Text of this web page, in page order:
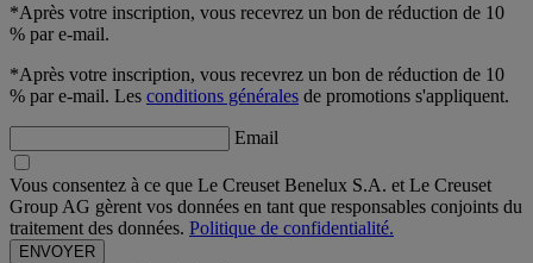
*Après votre inscription, vous recevrez un bon de réduction de 10
% par e-mail.
*Après votre inscription, vous recevrez un bon de réduction de 10
% par e-mail. Les conditions générales de promotions s'appliquent.
Email
Vous consentez à ce que Le Creuset Benelux S.A. et Le Creuset
Group AG gèrent vos données en tant que responsables conjoints du
traitement des données. Politique de confidentialité.